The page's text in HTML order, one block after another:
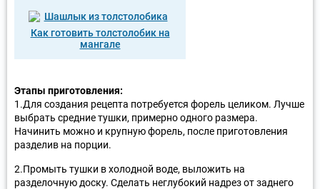
Как готовить толстолобик на
мангале
Этапы приготовления:
1.Для создания рецепта потребуется форель целиком. Лучше
выбрать средние тушки, примерно одного размера.
Начинить можно и крупную форель, после приготовления
разделив на порции.
2.Промыть тушки в холодной воде, выложить на
разделочную доску. Сделать неглубокий надрез от заднего